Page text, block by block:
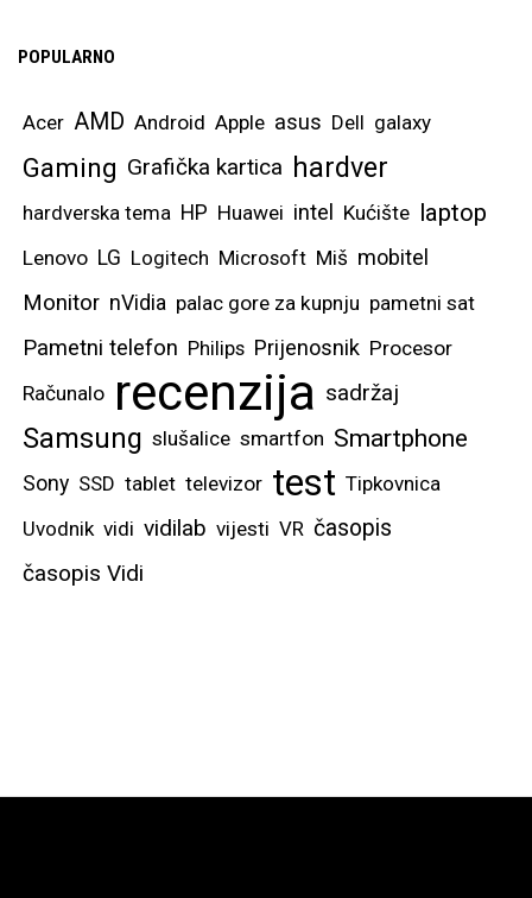
POPULARNO
Acer AMD Android Apple asus Dell galaxy
Gaming Grafička kartica hardver
hardverska tema HP Huawei intel Kućište laptop
Lenovo LG Logitech Microsoft Miš mobitel
Monitor nVidia palac gore za kupnju pametni sat
Pametni telefon Philips Prijenosnik Procesor
Računalo recenzija sadržaj
Samsung slušalice smartfon Smartphone
Sony SSD tablet televizor test Tipkovnica
Uvodnik vidi vidilab vijesti VR časopis
časopis Vidi